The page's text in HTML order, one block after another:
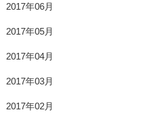
2017年06月
2017年05月
2017年04月
2017年03月
2017年02月